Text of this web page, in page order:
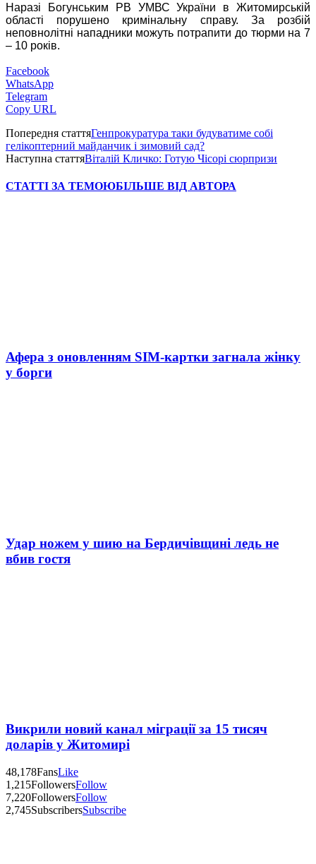
Наразі Богунським РВ УМВС України в Житомирській
області порушено кримінальну справу. За розбій
неповнолітні нападники можуть потрапити до тюрми на 7
– 10 років.
Facebook
WhatsApp
Telegram
Copy URL
Попередня статтяГенпрокуратура таки будуватиме собі
гелікоптерний майданчик і зимовий сад?
Наступна статтяВіталій Кличко: Готую Чісорі сюрпризи
СТАТТІ ЗА ТЕМОЮБІЛЬШЕ ВІД АВТОРА
Афера з оновленням SIM-картки загнала жінку
у борги
Удар ножем у шию на Бердичівщині ледь не
вбив гостя
Викрили новий канал міграції за 15 тисяч
доларів у Житомирі
48,178FansLike
1,215FollowersFollow
7,220FollowersFollow
2,745SubscribersSubscribe